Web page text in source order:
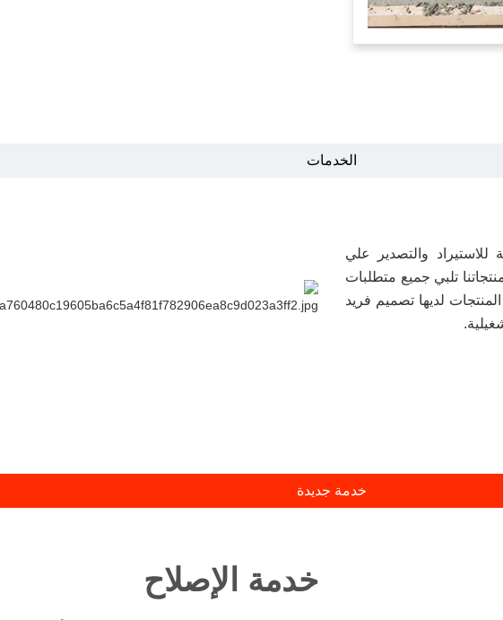
الخدمات
للاستيراد والتصدير علي
تلبي جميع متطلبات
لديها تصميم فريد
خدمة جديدة
خدمة الإصلاح